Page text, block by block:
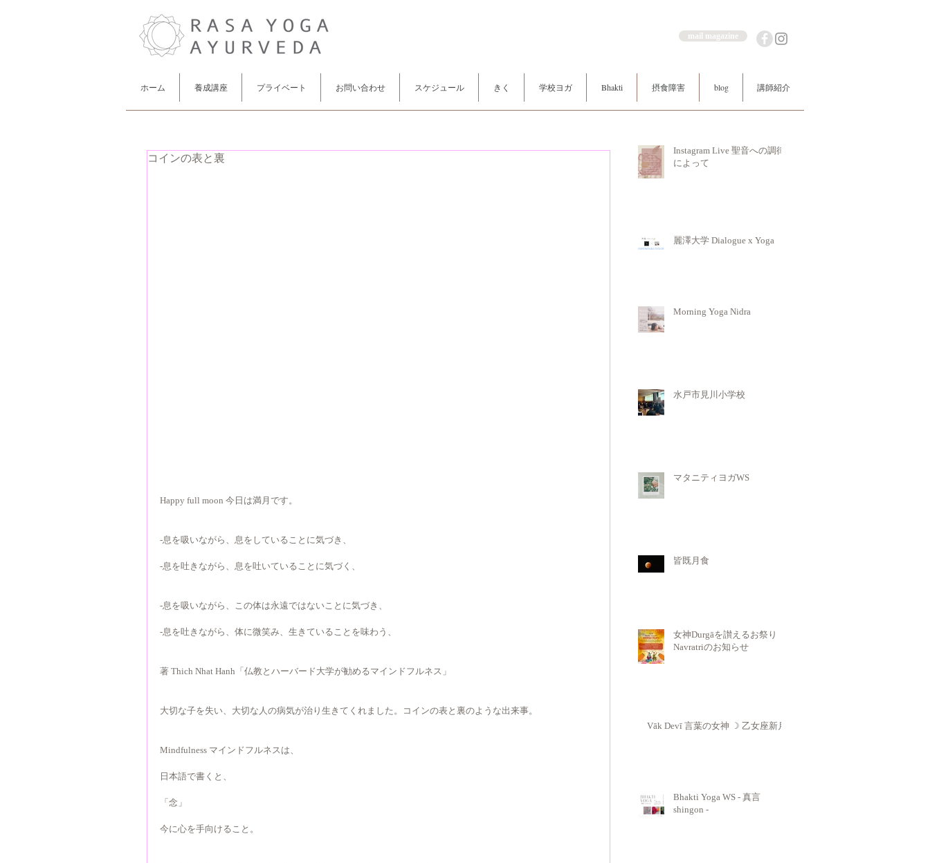
mail magazine
ホーム 養成講座 プライベート お問い合わせ スケジュール きく 学校ヨガ Bhakti 摂食障害 blog 講師紹介
コインの表と裏
Happy full moon 今日は満月です。
-息を吸いながら、息をしていることに気づき、
-息を吐きながら、息を吐いていることに気づく、
-息を吸いながら、この体は永遠ではないことに気づき、
-息を吐きながら、体に微笑み、生きていることを味わう、
著 Thich Nhat Hanh「仏教とハーバード大学が勧めるマインドフルネス」
大切な子を失い、大切な人の病気が治り生きてくれました。コインの表と裏のような出来事。
Mindfulness マインドフルネスは、
日本語で書くと、
「念」
今に心を手向けること。
Instagram Live 聖音への調律
によって
麗澤大学 Dialogue x Yoga
Morning Yoga Nidra
水戸市見川小学校
マタニティヨガWS
皆既月食
女神Durgāを讃えるお祭り
Navratriのお知らせ
Vāk Devī 言葉の女神 ☽ 乙女座新月
Bhakti Yoga WS - 真言
shingon -